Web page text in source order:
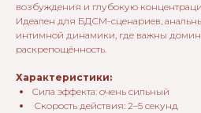
возбуждения и глубокую
Идеален для БДСМ-сценариев,
интимной динамики, где важны
раскрепощённость.
Характеристики:
Сила эффекта: очень сильный
Скорость действия: 2–5 секунд